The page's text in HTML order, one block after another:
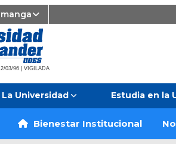
03/96 | VIGILADA
La Universidad Estudia en la
Bienestar Institucional